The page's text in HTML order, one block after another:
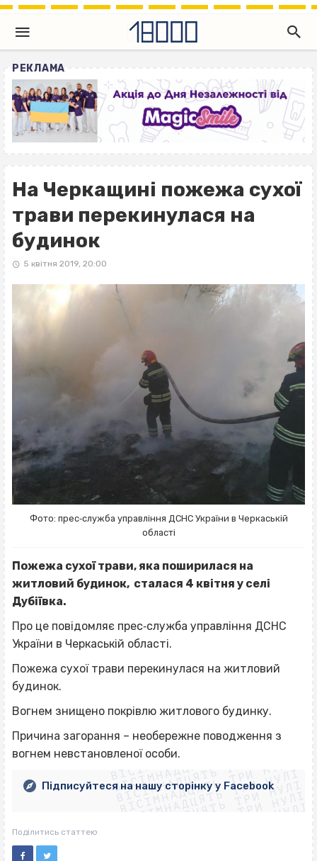
РЕКЛАМА
На Черкащині пожежа сухої
трави перекинулася на
будинок
5 квітня 2019, 20:00
Фото: прес‐служба управління ДСНС України в Черкаській
області
Пожежа сухої трави, яка поширилася на
житловий будинок, сталася 4 квітня у селі
Дубіївка.
Про це повідомляє прес‐служба управління ДСНС
України в Черкаській області.
Пожежа сухої трави перекинулася на житловий
будинок.
Вогнем знищено покрівлю житлового будинку.
Причина загорання – необережне поводження з
вогнем невстановленої особи.ВІСІМНАДЦЯТЬ ТРИ НУЛІ
ВІСІМНАДЦЯТЬ ТРИ НУЛІ
ВІСІМНАДЦЯТЬ ТРИ НУЛІ
ВІСІМНАДЦЯТЬ ТРИ НУЛІ
ВІСІМНАДЦЯТЬ ТРИ НУЛІ
ВІСІМНАДЦЯТЬ ТРИ НУЛІ
ВІСІМНАДЦЯТЬ ТРИ НУЛІ
ВІСІМНАДЦЯТЬ ТРИ НУЛІ
Підписуйтеся на нашу сторінку у Facebook
Поділитись статтею